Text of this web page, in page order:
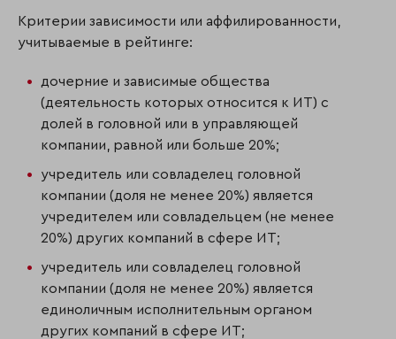
Критерии зависимости или аффилированности,
учитываемые в рейтинге:
дочерние и зависимые общества
(деятельность которых относится к ИТ) с
долей в головной или в управляющей
компании, равной или больше 20%;
учредитель или совладелец головной
компании (доля не менее 20%) является
учредителем или совладельцем (не менее
20%) других компаний в сфере ИТ;
учредитель или совладелец головной
компании (доля не менее 20%) является
единоличным исполнительным органом
других компаний в сфере ИТ;